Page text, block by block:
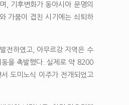
, 기후변화가 동아시아 문명의
가뭄이 겹친 시기에는 쇠퇴하
전하였고, 아무르강 지역은 수
동을 촉발했다. 실제로 약 8200
도미노식 이주가 전개되었고